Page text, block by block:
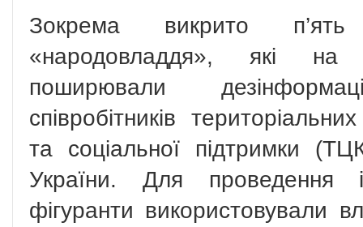
Зокрема викрито п’ять
«народовладдя», які на
поширювали
співробітників
та соціальної підтримки
України. Для проведення
фігуранти використовували